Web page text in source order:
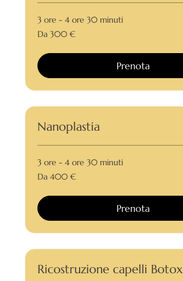
3 ore - 4 ore 30 minuti
Da
300
Da 300 €
Prenota
Nanoplastia
3 ore - 4 ore 30 minuti
Da
400
Da 400 €
Prenota
Ricostruzione capelli Botox